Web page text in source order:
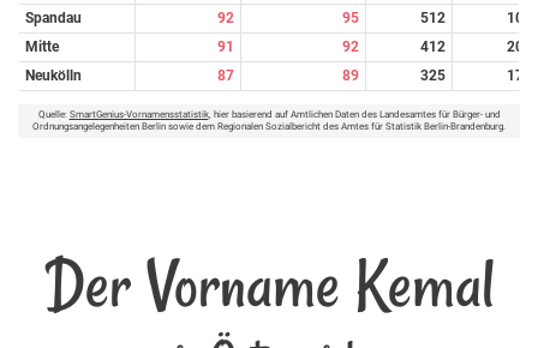
Spandau
92 95 512
10
Mitte
91 92 412
20
Neukölln
87 89 325 17
Quelle: SmartGenius-Vornamensstatistik, hier basierend auf Amtlichen Daten des Landesamtes für Bürger- und
Ordnungsangelegenheiten Berlin sowie dem Regionalen Sozialbericht des Amtes für Statistik Berlin-Brandenburg.
Der Vorname Kemal